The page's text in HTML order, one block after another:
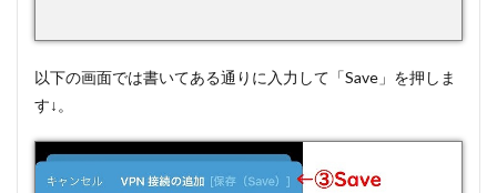
以下の画面では書いてある通りに入力して「Save」を押しま
す↓。